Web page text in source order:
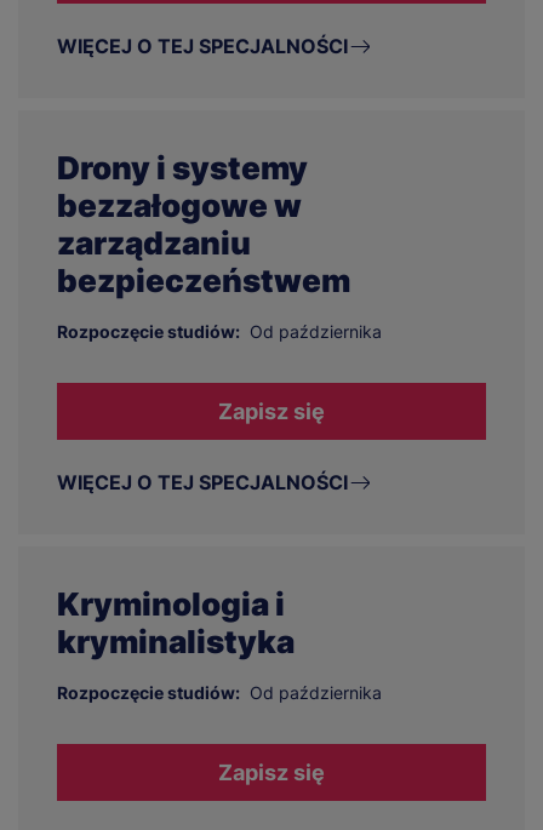
WIĘCEJ O TEJ SPECJALNOŚCI
Drony i systemy
bezzałogowe w
zarządzaniu
bezpieczeństwem
Rozpoczęcie studiów: Od października
Zapisz się
WIĘCEJ O TEJ SPECJALNOŚCI
Kryminologia i
kryminalistyka
Rozpoczęcie studiów: Od października
Zapisz się